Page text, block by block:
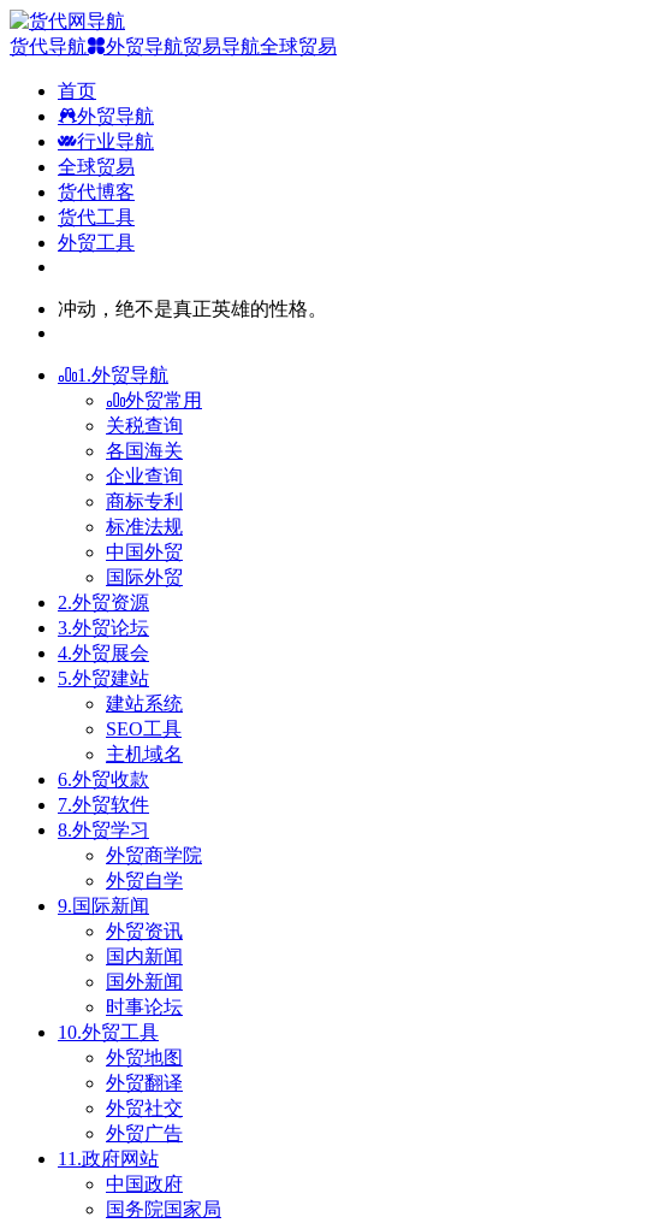
货代导航 外贸导航贸易导航全球贸易
首页
外贸导航
行业导航
全球贸易
货代博客
货代工具
外贸工具
冲动，绝不是真正英雄的性格。
1.外贸导航
外贸常用
关税查询
各国海关
企业查询
商标专利
标准法规
中国外贸
国际外贸
2.外贸资源
3.外贸论坛
4.外贸展会
5.外贸建站
建站系统
SEO工具
主机域名
6.外贸收款
7.外贸软件
8.外贸学习
外贸商学院
外贸自学
9.国际新闻
外贸资讯
国内新闻
国外新闻
时事论坛
10.外贸工具
外贸地图
外贸翻译
外贸社交
外贸广告
11.政府网站
中国政府
国务院国家局